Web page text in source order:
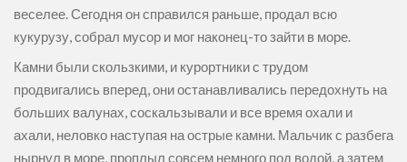
веселее. Сегодня он справился раньше, продал всю
кукурузу, собрал мусор и мог наконец-то зайти в море.
Камни были скользкими, и курортники с трудом
продвигались вперед, они останавливались передохнуть на
больших валунах, соскальзывали и все время охали и
ахали, неловко наступая на острые камни. Мальчик с разбега
нырнул в море, проплыл совсем немного под водой, а затем